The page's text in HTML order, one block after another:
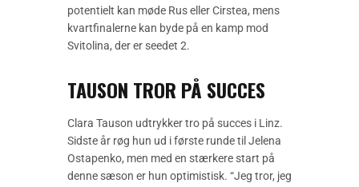
potentielt kan møde Rus eller Cirstea, mens
kvartfinalerne kan byde på en kamp mod
Svitolina, der er seedet 2.
TAUSON TROR PÅ SUCCES
Clara Tauson udtrykker tro på succes i Linz.
Sidste år røg hun ud i første runde til Jelena
Ostapenko, men med en stærkere start på
denne sæson er hun optimistisk. “Jeg tror, jeg